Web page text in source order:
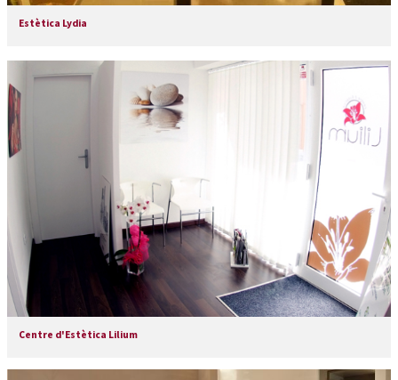
Estètica Lydia
Centre d'Estètica Lilium